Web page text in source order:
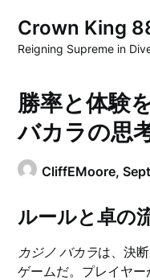
content
Crown King
Reigning Supreme in
勝率と体験
バカラの思
CliffEMoore,
ルールと卓の
カジノ バカラは、決
ゲームだ。プレイヤ